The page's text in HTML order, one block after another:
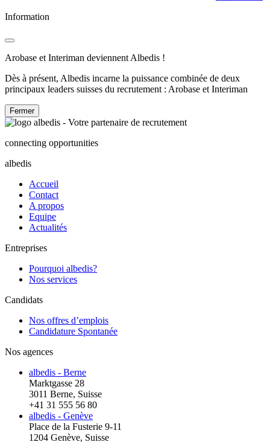
Information
Arobase et Interiman deviennent Albedis !
Dès à présent, Albedis incarne la puissance combinée de deux
principaux leaders suisses du recrutement : Arobase et Interiman
Fermer
connecting opportunities
albedis
Accueil
Contact
A propos
Equipe
Actualités
Entreprises
Pourquoi albedis?
Nos services
Candidats
Nos offres d’emplois
Candidature Spontanée
Nos agences
albedis - Berne
Marktgasse 28
3011 Berne, Suisse
+41 31 555 56 80
albedis - Genève
Place de la Fusterie 9-11
1204 Genève, Suisse